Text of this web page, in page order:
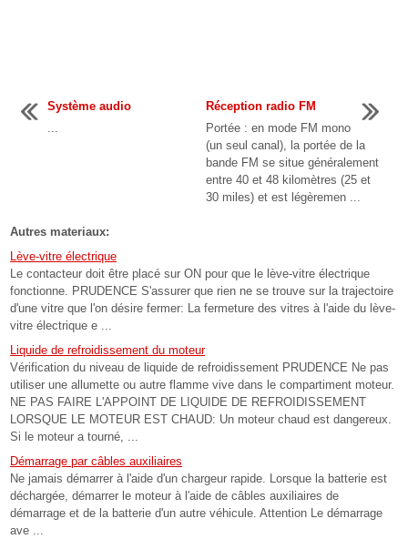
Système audio
Réception radio FM
Portée : en mode FM mono
(un seul canal), la portée de la
bande FM se situe généralement
entre 40 et 48 kilomètres (25 et
30 miles) et est légèremen ...
Autres materiaux:
Lève-vitre électrique
Le contacteur doit être placé sur ON pour que le lève-vitre électrique
fonctionne. PRUDENCE S'assurer que rien ne se trouve sur la trajectoire
d'une vitre que l'on désire fermer: La fermeture des vitres à l'aide du lève-
vitre électrique e ...
Liquide de refroidissement du moteur
Vérification du niveau de liquide de refroidissement PRUDENCE Ne pas
utiliser une allumette ou autre flamme vive dans le compartiment moteur.
NE PAS FAIRE L'APPOINT DE LIQUIDE DE REFROIDISSEMENT
LORSQUE LE MOTEUR EST CHAUD: Un moteur chaud est dangereux.
Si le moteur a tourné, ...
Démarrage par câbles auxiliaires
Ne jamais démarrer à l'aide d'un chargeur rapide. Lorsque la batterie est
déchargée, démarrer le moteur à l'aide de câbles auxiliaires de
démarrage et de la batterie d'un autre véhicule. Attention Le démarrage
ave ...